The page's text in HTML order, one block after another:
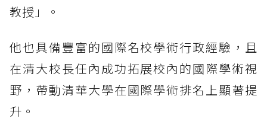
教授」。
他也具備豐富的國際名校學術行政經驗，且
在清大校長任內成功拓展校內的國際學術視
野，帶動清華大學在國際學術排名上顯著提
升。